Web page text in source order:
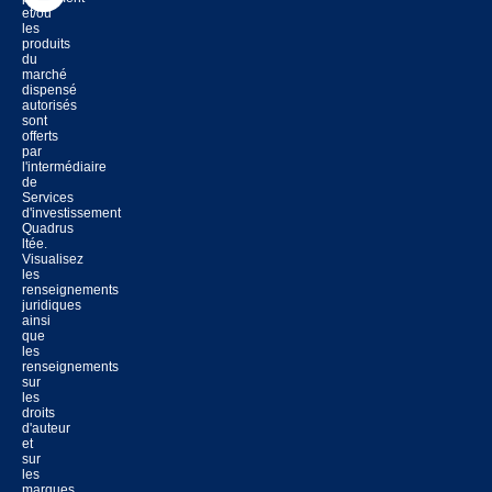
et/ou
les
produits
du
marché
dispensé
autorisés
sont
offerts
par
l'intermédiaire
de
Services
d'investissement
Quadrus
ltée.
Visualisez
les
renseignements
juridiques
ainsi
que
les
renseignements
sur
les
droits
d'auteur
et
sur
les